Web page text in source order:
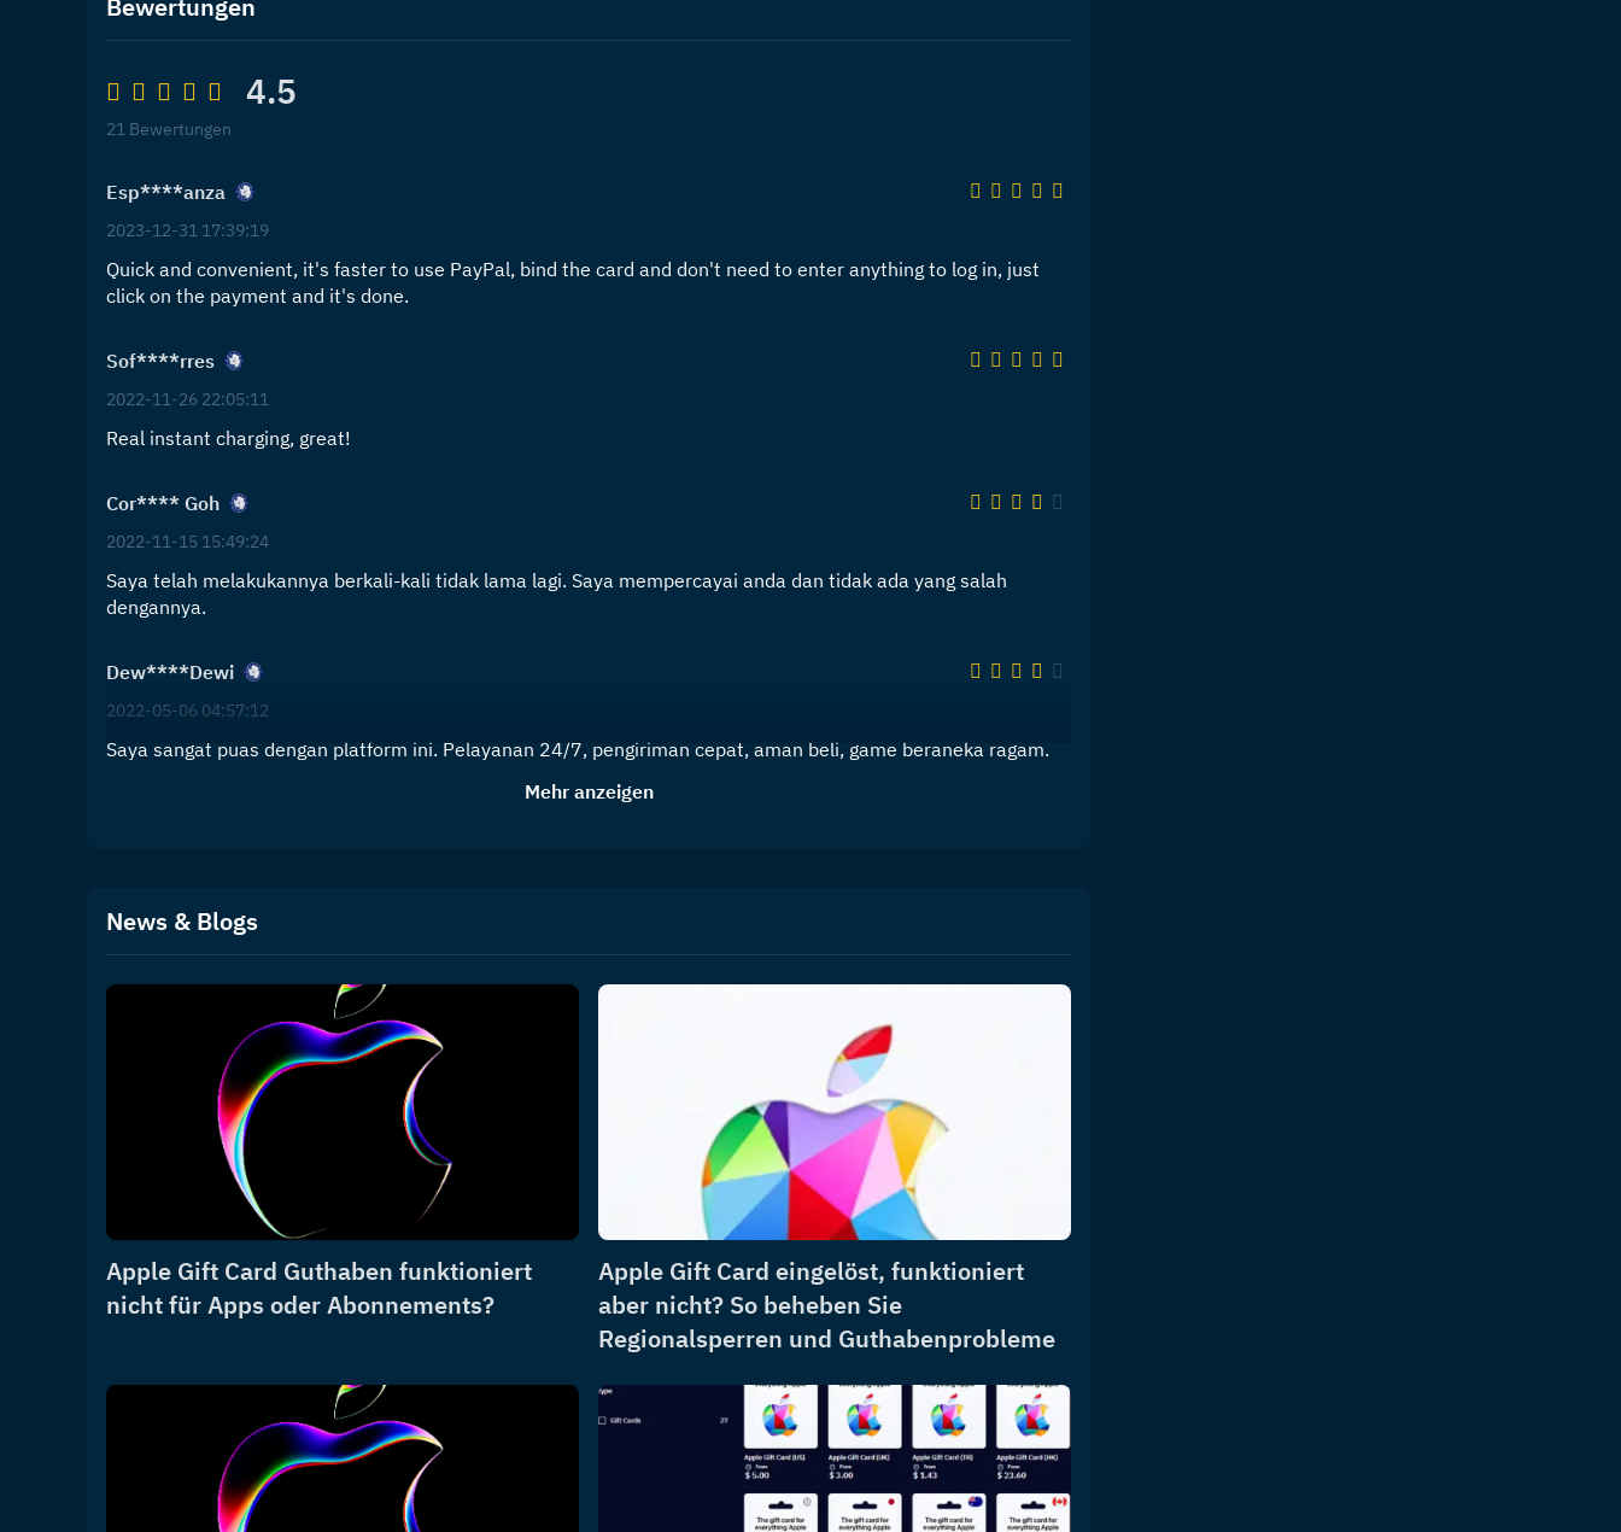
4.5
21 Bewertungen
Esp****anza
2023-12-31 17:39:19
Quick and convenient, it's faster to use PayPal, bind the card and don't need to enter anything to log in, just
click on the payment and it's done.
Sof****rres
2022-11-26 22:05:11
Real instant charging, great!
Cor**** Goh
2022-11-15 15:49:24
Saya telah melakukannya berkali-kali tidak lama lagi. Saya mempercayai anda dan tidak ada yang salah
dengannya.
Dew****Dewi
2022-05-06 04:57:12
Saya sangat puas dengan platform ini. Pelayanan 24/7, pengiriman cepat, aman beli, game beraneka ragam.
Mehr anzeigen
News & Blogs
Apple Gift Card Guthaben funktioniert
nicht für Apps oder Abonnements?
Apple Gift Card eingelöst, funktioniert
aber nicht? So beheben Sie
Regionalsperren und Guthabenprobleme